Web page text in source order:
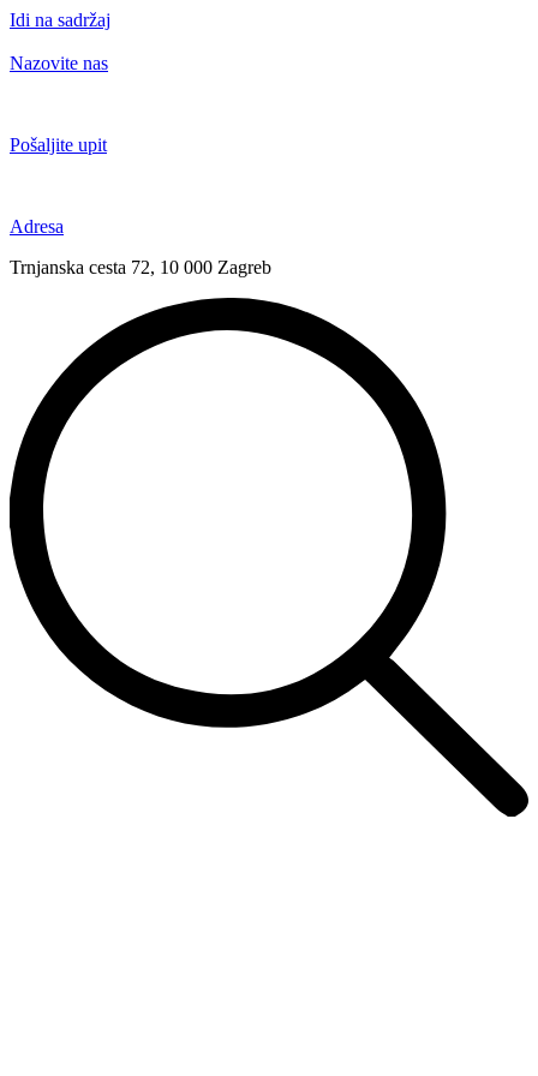
Idi na sadržaj
Nazovite nas
Pošaljite upit
Adresa
Trnjanska cesta 72, 10 000 Zagreb